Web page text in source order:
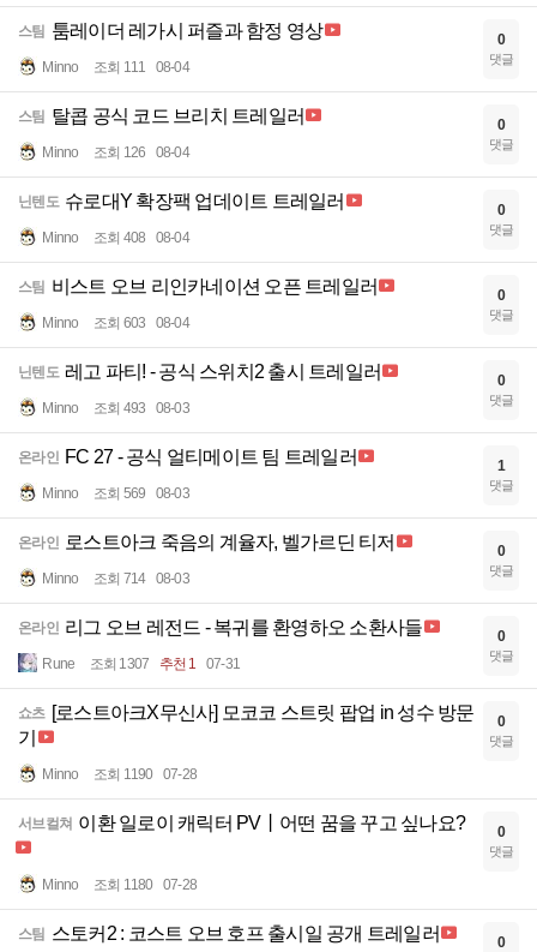
스팀 툼레이더 레가시 퍼즐과 함정 영상
Minno 조회 111 08-04
0
댓글
스팀 탈콥 공식 코드 브리치 트레일러
Minno 조회 126 08-04
0
댓글
닌텐도 슈로대Y 확장팩 업데이트 트레일러
Minno 조회 408 08-04
0
댓글
스팀 비스트 오브 리인카네이션 오픈 트레일러
Minno 조회 603 08-04
0
댓글
닌텐도 레고 파티! - 공식 스위치2 출시 트레일러
Minno 조회 493 08-03
0
댓글
온라인 FC 27 - 공식 얼티메이트 팀 트레일러
Minno 조회 569 08-03
1
댓글
온라인 로스트아크 죽음의 계율자, 벨가르딘 티저
Minno 조회 714 08-03
0
댓글
온라인 리그 오브 레전드 - 복귀를 환영하오 소환사들
Rune 조회 1307 추천 1 07-31
0
댓글
쇼츠 [로스트아크X무신사] 모코코 스트릿 팝업 in 성수 방문
기
Minno 조회 1190 07-28
0
댓글
서브컬쳐 이환 일로이 캐릭터 PV丨어떤 꿈을 꾸고 싶나요?
Minno 조회 1180 07-28
0
댓글
스팀 스토커2 : 코스트 오브 호프 출시일 공개 트레일러 0